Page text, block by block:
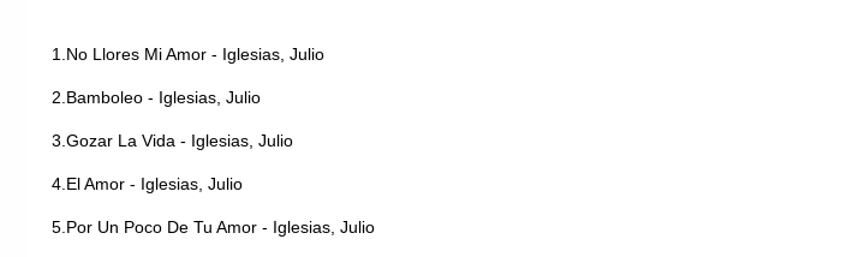
1.No Llores Mi Amor - Iglesias, Julio
2.Bamboleo - Iglesias, Julio
3.Gozar La Vida - Iglesias, Julio
4.El Amor - Iglesias, Julio
5.Por Un Poco De Tu Amor - Iglesias, Julio